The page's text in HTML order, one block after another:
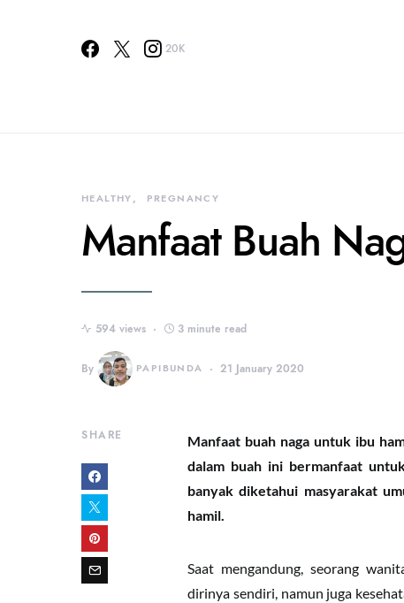
20K
HEALTHY PREGNANCY
Manfaat Buah
594 views 3 minute read
By PAPIBUNDA 21 January 2020
SHARE
Manfaat buah naga untuk ibu
dalam buah ini bermanfaat
banyak diketahui masyarakat
hamil.
Saat mengandung, seorang
dirinya sendiri, namun juga